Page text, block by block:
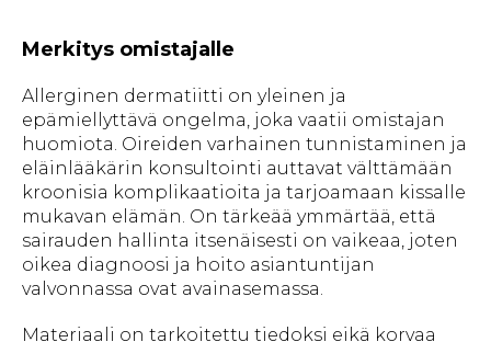
Merkitys omistajalle
Allerginen dermatiitti on yleinen ja
epämiellyttävä ongelma, joka vaatii omistajan
huomiota. Oireiden varhainen tunnistaminen ja
eläinlääkärin konsultointi auttavat välttämään
kroonisia komplikaatioita ja tarjoamaan kissalle
mukavan elämän. On tärkeää ymmärtää, että
sairauden hallinta itsenäisesti on vaikeaa, joten
oikea diagnoosi ja hoito asiantuntijan
valvonnassa ovat avainasemassa.
Materiaali on tarkoitettu tiedoksi eikä korvaa